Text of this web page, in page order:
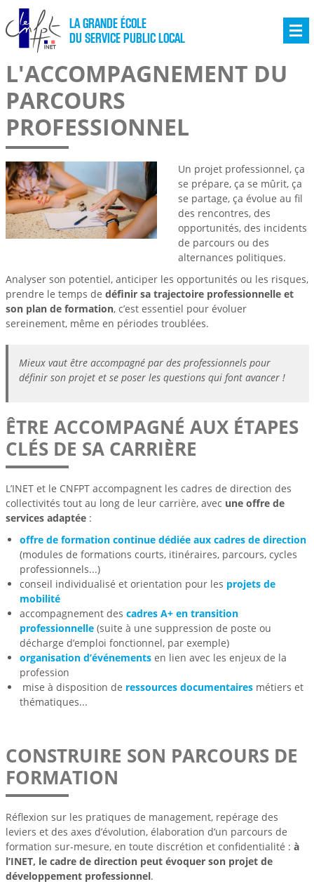
LA GRANDE ÉCOLE
DU SERVICE PUBLIC LOCAL
L'ACCOMPAGNEMENT DU
PARCOURS
PROFESSIONNEL
Un projet professionnel, ça
se prépare, ça se mûrit, ça
se partage, ça évolue au fil
des rencontres, des
opportunités, des incidents
de parcours ou des
alternances politiques.
Analyser son potentiel, anticiper les opportunités ou les risques,
prendre le temps de définir sa trajectoire professionnelle et
son plan de formation, c’est essentiel pour évoluer
sereinement, même en périodes troublées.
Mieux vaut être accompagné par des professionnels pour
définir son projet et se poser les questions qui font avancer !
ÊTRE ACCOMPAGNÉ AUX ÉTAPES
CLÉS DE SA CARRIÈRE
L’INET et le CNFPT accompagnent les cadres de direction des
collectivités tout au long de leur carrière, avec une offre de
services adaptée :
offre de formation continue dédiée aux cadres de direction
(modules de formations courts, itinéraires, parcours, cycles
professionnels...)
conseil individualisé et orientation pour les projets de
mobilité
accompagnement des cadres A+ en transition
professionnelle(suite à une suppression de poste ou
décharge d’emploi fonctionnel, par exemple)
organisation d’événements en lien avec les enjeux de la
profession
mise à disposition de ressources documentaires métiers et
thématiques...
CONSTRUIRE SON PARCOURS DE
FORMATION
Réflexion sur les pratiques de management, repérage des
leviers et des axes d’évolution, élaboration d’un parcours de
formation sur-mesure, en toute discrétion et confidentialité : à
l’INET, le cadre de direction peut évoquer son projet de
développement professionnel.